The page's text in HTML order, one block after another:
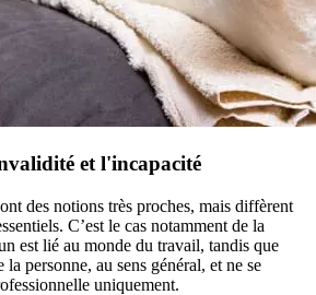
et l'incapacité
des notions très proches, mais diffèrent
C’est le cas notamment de la
est lié au monde du travail, tandis que
la personne, au sens général, et ne se
uniquement.